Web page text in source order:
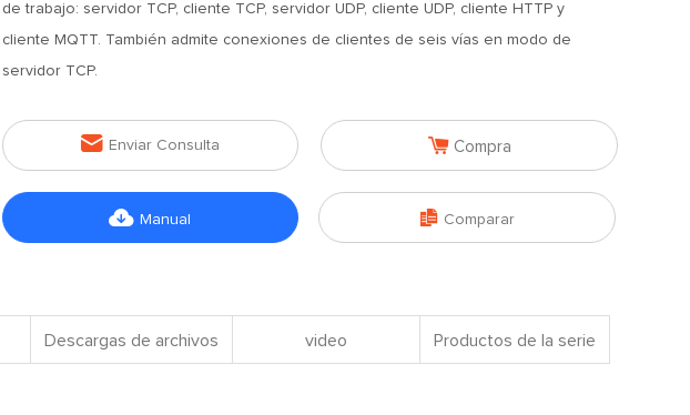
de trabajo: servidor TCP, cliente TCP, servidor UDP, cliente UDP, cliente HTTP y
cliente MQTT. También admite conexiones de clientes de seis vías en modo de
servidor TCP.
 Enviar Consulta  Compra
 Manual  Comparar
Descargas de archivos video Productos de la serie